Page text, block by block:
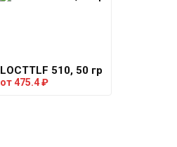
LOCTTLF 510, 50 гр
от475.4₽